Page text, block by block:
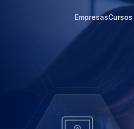
Cursos
Empresas